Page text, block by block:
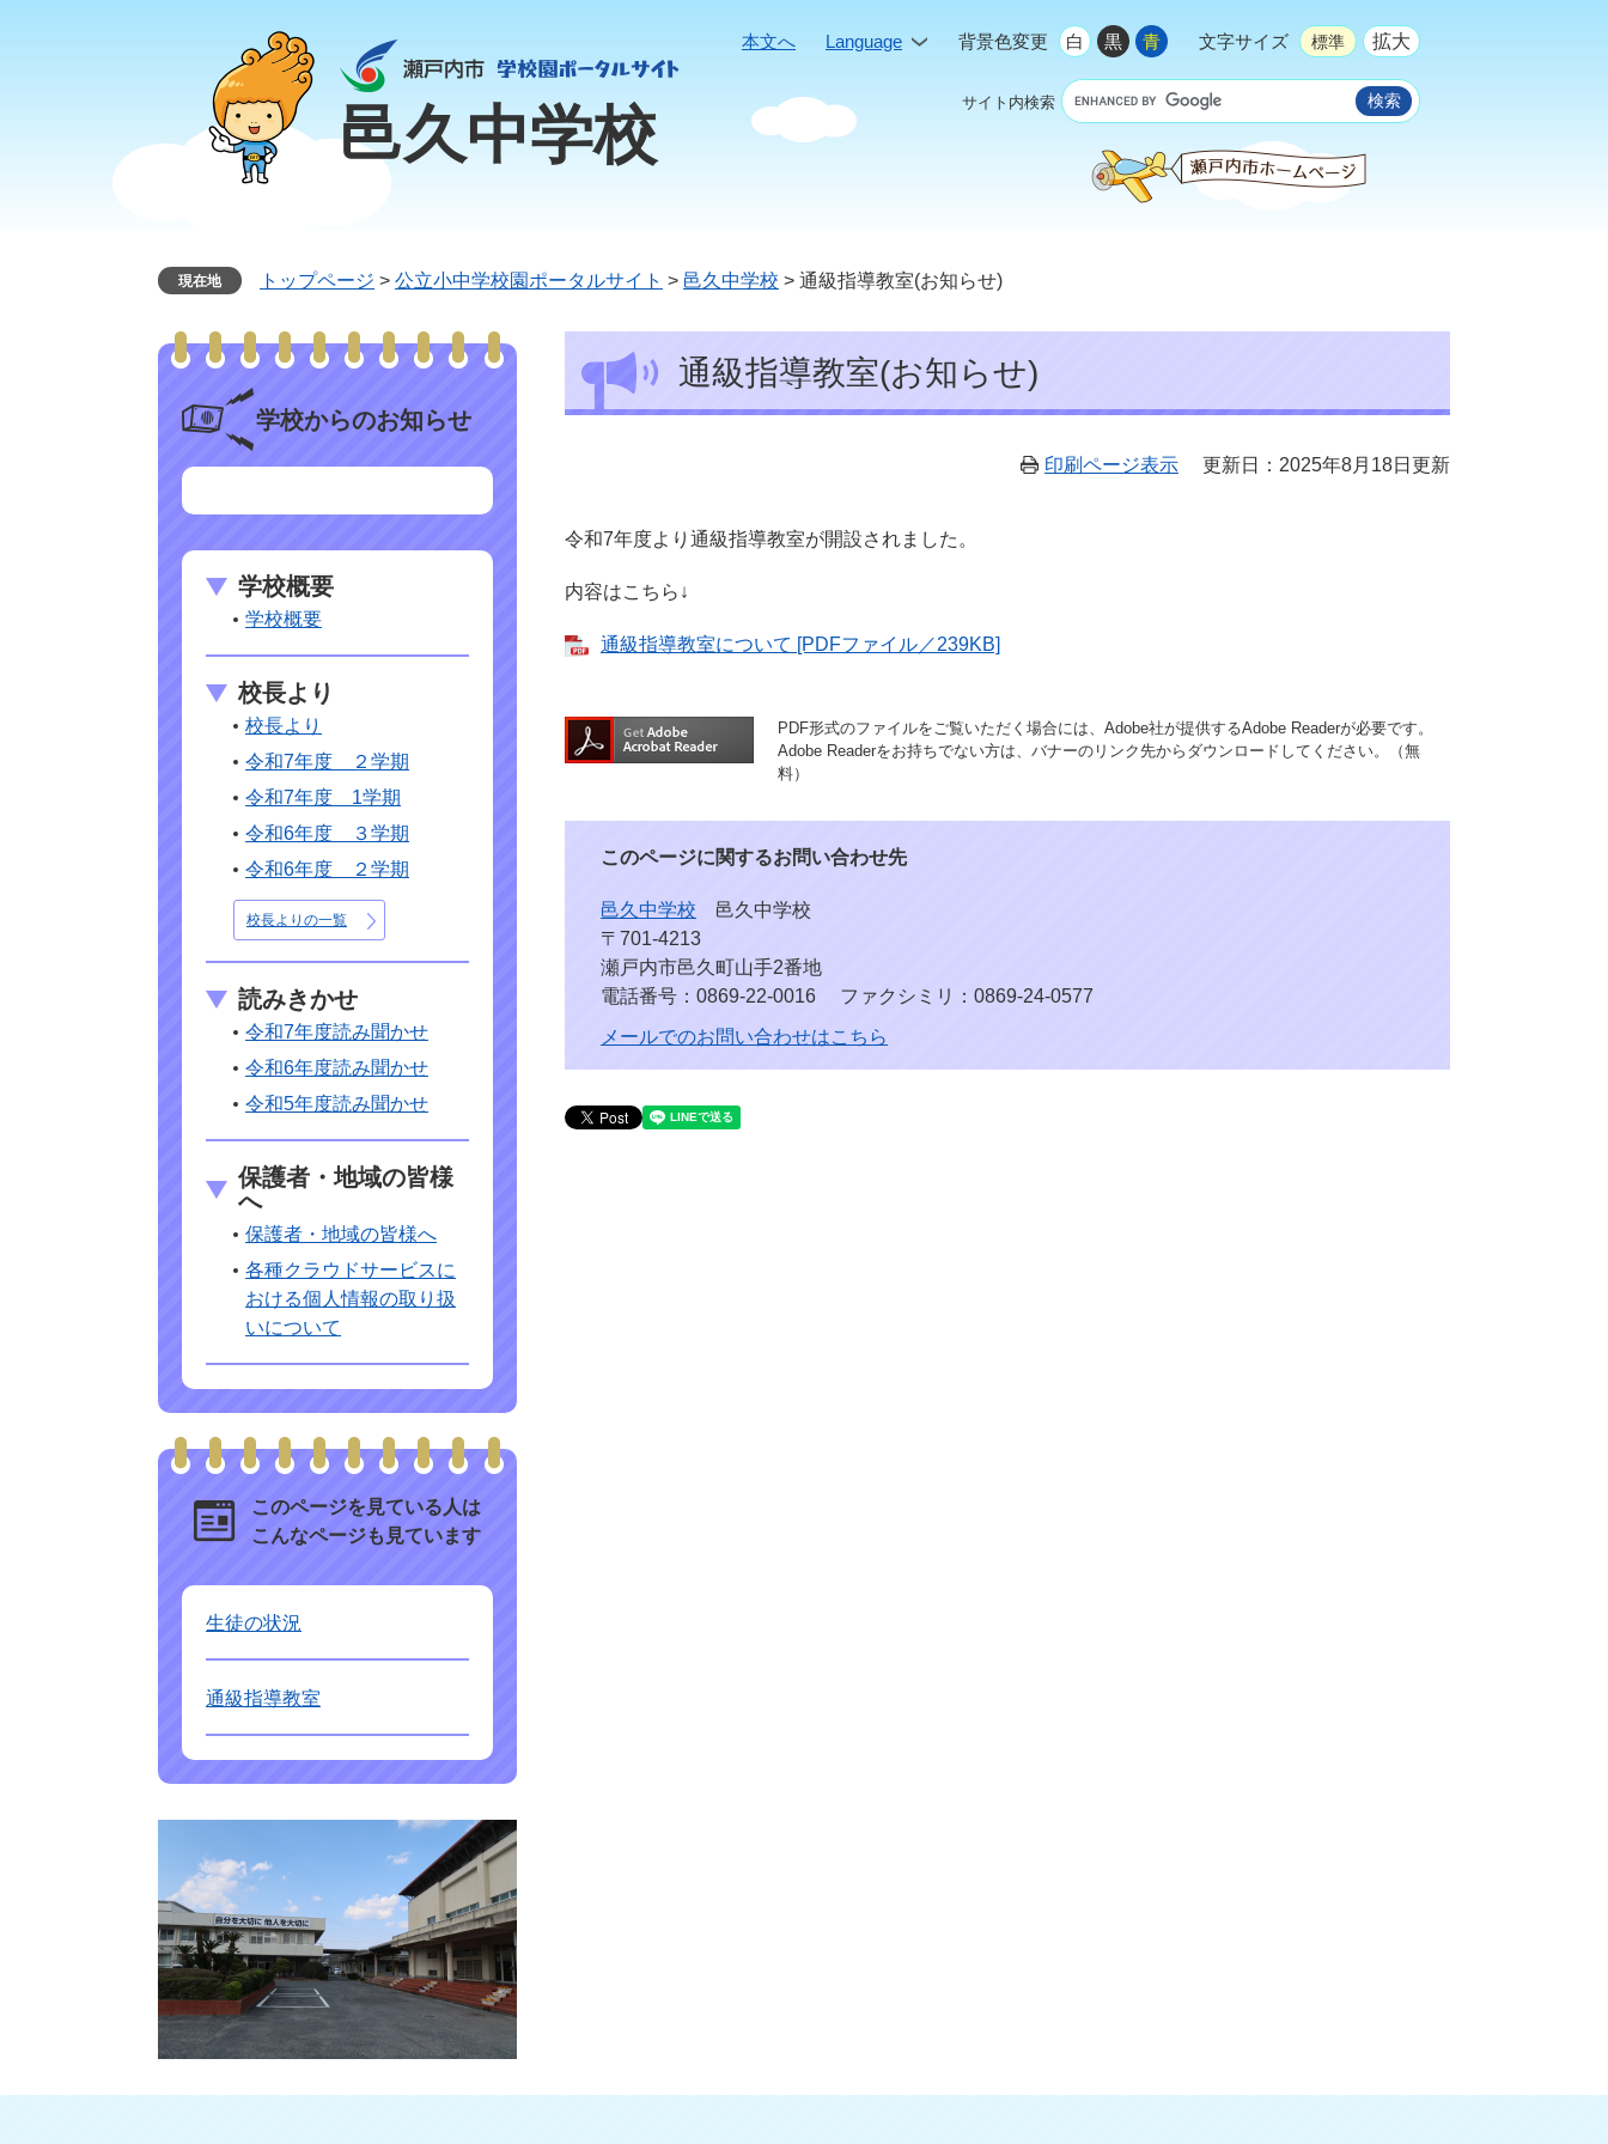
邑久中学校
本文へ Language 背景色変更 白 黒 青 文字サイズ 標準 拡大
サイト内検索
現在地 トップページ > 公立小中学校園ポータルサイト > 邑久中学校 > 通級指導教室(お知らせ)
文
通級指導教室(お知らせ)
印刷ページ表示 更新日：2025年8月18日更新
令和7年度より通級指導教室が開設されました。
内容はこちら↓
通級指導教室について [PDFファイル／239KB]
PDF形式のファイルをご覧いただく場合には、Adobe社が提供するAdobe Readerが必要です。
Adobe Readerをお持ちでない方は、バナーのリンク先からダウンロードしてください。（無
料）
このページに関するお問い合わせ先
邑久中学校
邑久中学校
〒701-4213
瀬戸内市邑久町山手2番地
電話番号：0869-22-0016
ファクシミリ：0869-24-0577
メールでのお問い合わせはこちら
学校からのお知らせ
学校概要
学校概要
校長より
校長より
令和7年度 ２学期
令和7年度 1学期
令和6年度 ３学期
令和6年度 ２学期
校長よりの一覧
読みきかせ
令和7年度読み聞かせ
令和6年度読み聞かせ
令和5年度読み聞かせ
保護者・地域の皆様
へ
保護者・地域の皆様へ
各種クラウドサービスに
おける個人情報の取り扱
いについて
このページを見ている人は
こんなページも見ています
生徒の状況
通級指導教室